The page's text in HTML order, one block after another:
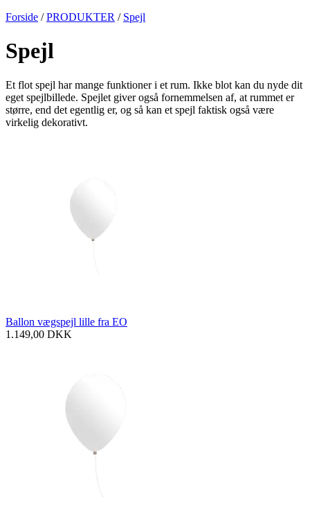
Forside /PRODUKTER / Spejl
Spejl
Et flot spejl har mange funktioner i et rum. Ikke blot kan du nyde dit
eget spejlbillede. Spejlet giver også fornemmelsen af, at rummet er
større, end det egentlig er, og så kan et spejl faktisk også være
virkelig dekorativt.
Ballon vægspejl lille fra EO
1.149,00 DKK